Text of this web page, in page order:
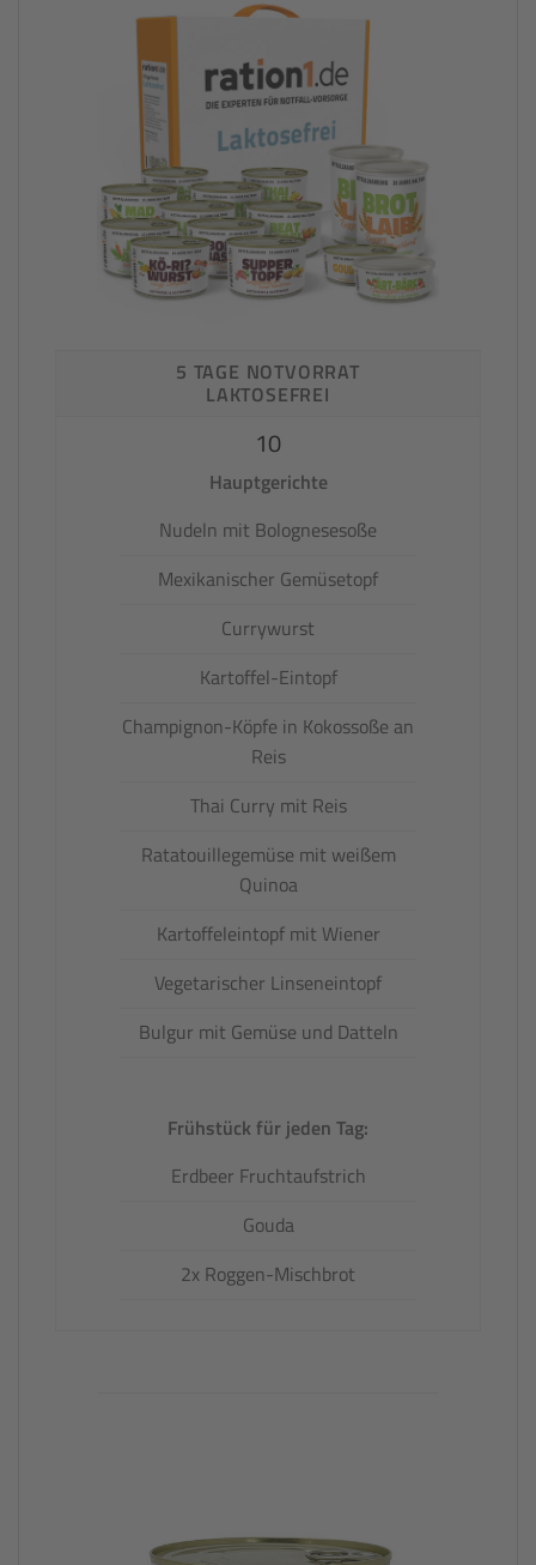
5 TAGE NOTVORRAT
LAKTOSEFREI
10
Hauptgerichte
Nudeln mit Bolognesesoße
Mexikanischer Gemüsetopf
Currywurst
Kartoffel-Eintopf
Champignon-Köpfe in Kokossoße an
Reis
Thai Curry mit Reis
Ratatouillegemüse mit weißem
Quinoa
Kartoffeleintopf mit Wiener
Vegetarischer Linseneintopf
Bulgur mit Gemüse und Datteln
Frühstück für jeden Tag:
Erdbeer Fruchtaufstrich
Gouda
2x Roggen-Mischbrot